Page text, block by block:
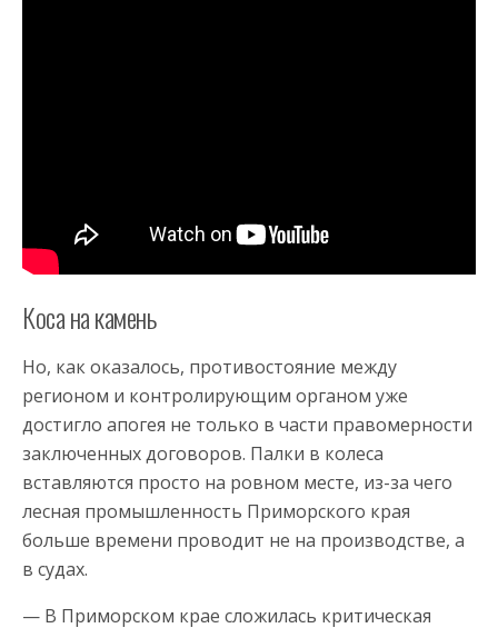
Коса на камень
Но, как оказалось, противостояние между
регионом и контролирующим органом уже
достигло апогея не только в части правомерности
заключенных договоров. Палки в колеса
вставляются просто на ровном месте, из-за чего
лесная промышленность Приморского края
больше времени проводит не на производстве, а
в судах.
— В Приморском крае сложилась критическая